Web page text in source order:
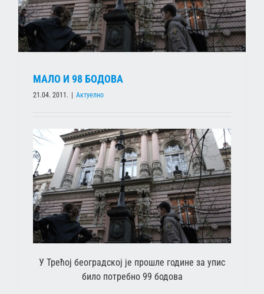
МАЛО И 98 БОДОВА
21.04. 2011. Актуелно
У Трећој београдској је прошле године за упис
било потребно 99 бодова